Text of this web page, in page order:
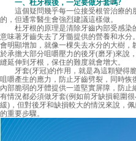
一、杜牙根後，一定要做牙套嗎?
這個疑問幾乎每一位接受根管治療的
的，但通常醫生會強烈建議這樣做。
杜牙根的原理是清除牙齒內部受感染
意味著牙齒失去了牙髓提供的營養和水
會明顯增加，就像一棵失去水分的大樹
於承擔大部分咀嚼壓力的後牙(磨牙)來說
縫延伸到牙根，保住的難度就會增大。
牙套(牙冠)的作用，就是為這顆變得
咀嚼產生的應力，防止牙齒劈裂，同時
內部脆弱的牙體提供一道堅實屏障，防
有情況都必須做牙套(例如前牙缺損範圍
緩)，但對後牙和缺損較大的情況來說，
的重要步驟。